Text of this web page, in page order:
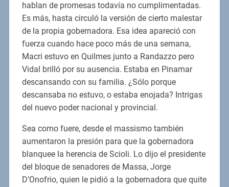
hablan de promesas todavía no cumplimentadas.
Es más, hasta circuló la versión de cierto malestar
de la propia gobernadora. Esa idea apareció con
fuerza cuando hace poco más de una semana,
Macri estuvo en Quilmes junto a Randazzo pero
Vidal brilló por su ausencia. Estaba en Pinamar
descansando con su familia. ¿Sólo porque
descansaba no estuvo, o estaba enojada? Intrigas
del nuevo poder nacional y provincial.
Sea como fuere, desde el massismo también
aumentaron la presión para que la gobernadora
blanquee la herencia de Scioli. Lo dijo el presidente
del bloque de senadores de Massa, Jorge
D’Onofrio, quien le pidió a la gobernadora que quite